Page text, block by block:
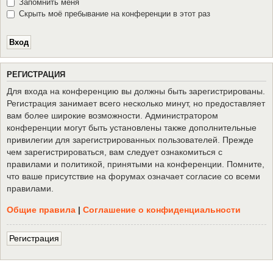
Запомнить меня
Скрыть моё пребывание на конференции в этот раз
РЕГИСТРАЦИЯ
Для входа на конференцию вы должны быть зарегистрированы.
Регистрация занимает всего несколько минут, но предоставляет
вам более широкие возможности. Администратором
конференции могут быть установлены также дополнительные
привилегии для зарегистрированных пользователей. Прежде
чем зарегистрироваться, вам следует ознакомиться с
правилами и политикой, принятыми на конференции. Помните,
что ваше присутствие на форумах означает согласие со всеми
правилами.
Общие правила | Соглашение о конфиденциальности
Регистрация